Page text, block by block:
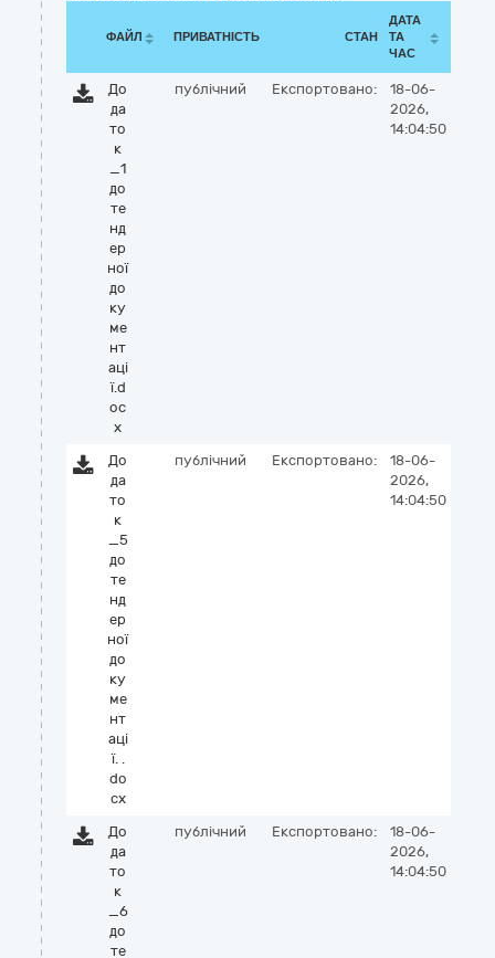
ФАЙЛ ПРИВАТНІСТЬ СТАН
ДАТА
ТА
ЧАС
До
да
то
к
_1
до
те
нд
ер
ної
до
ку
ме
нт
аці
ї.d
oc
x
публічний Експортовано:
18-06-
2026,
14:04:50
До
да
то
к
_5
до
те
нд
ер
ної
до
ку
ме
нт
аці
ї. .
do
cx
публічний Експортовано:
18-06-
2026,
14:04:50
До
да
то
к
_6
до
те
публічний Експортовано:
18-06-
2026,
14:04:50